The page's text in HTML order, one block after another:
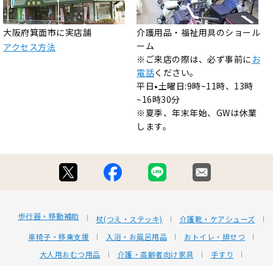
大阪府箕面市に実店舗
アクセス方法
介護用品・福祉用具のショール
ーム
※ご来店の際は、必ず事前に お
電話ください。
平日•土曜日:9時~11時、13時
~16時30分
※夏季、年末年始、GWは休業
します。
歩行器・移動補助 杖(つえ・ステッキ)
介護靴・ケアシューズ
車椅子・移乗支援
入浴・お風呂用品
おトイレ・排せつ
大人用おむつ用品
介護・高齢者向け家具 手すり